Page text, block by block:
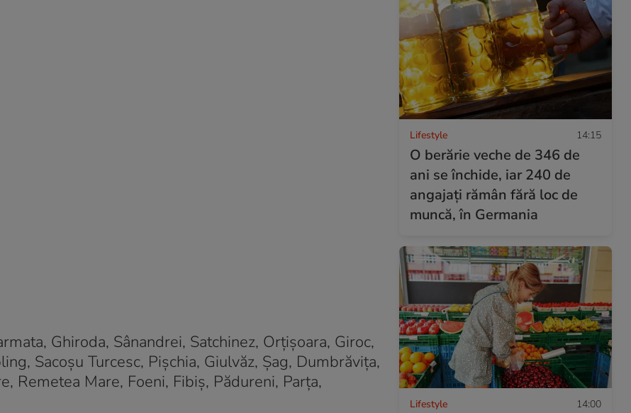
Ghiroda, Sânandrei, Satchinez, Orțișoara, Giroc,
Sacoșu Turcesc, Pișchia, Giulvăz, Șag, Dumbrăvița,
Remetea Mare, Foeni, Fibiș, Pădureni, Parța,
Lifestyle 14:15
O berărie veche de 346 de
ani se închide, iar 240 de
angajați rămân fără loc de
muncă, în Germania
Lifestyle 14:00